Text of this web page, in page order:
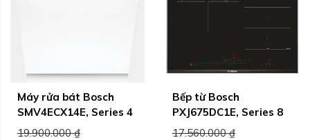
Máy rửa bát Bosch
SMV4ECX14E, Series 4
19.900.000₫Giá
Bếp từ Bosch
PXJ675DC1E, Series 8
17.560.000₫Giá